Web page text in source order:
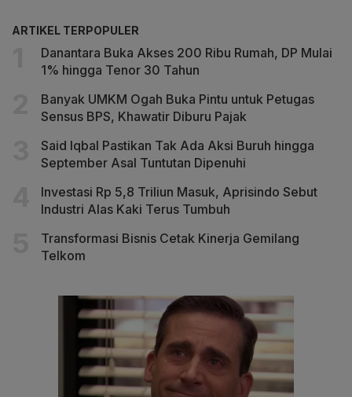
ARTIKEL TERPOPULER
Danantara Buka Akses 200 Ribu Rumah, DP Mulai
1% hingga Tenor 30 Tahun
Banyak UMKM Ogah Buka Pintu untuk Petugas
Sensus BPS, Khawatir Diburu Pajak
Said Iqbal Pastikan Tak Ada Aksi Buruh hingga
September Asal Tuntutan Dipenuhi
Investasi Rp 5,8 Triliun Masuk, Aprisindo Sebut
Industri Alas Kaki Terus Tumbuh
Transformasi Bisnis Cetak Kinerja Gemilang
Telkom